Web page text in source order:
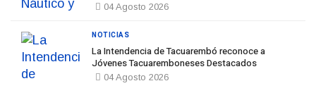
04 Agosto 2026
La Intendencia de Tacuarembó reconoce a
Jóvenes Tacuaremboneses Destacados
04 Agosto 2026
NOTICIAS